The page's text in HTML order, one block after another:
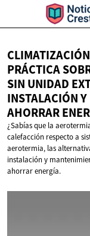
PRÁCTICA
SIN UNIDAD
INSTALACIÓN
AHORRAR
¿Sabías que la
calefacción respecto a
aerotermia, las
instalación y
ahorrar energía.